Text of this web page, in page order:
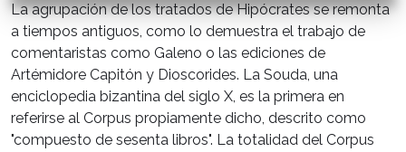
La agrupación de los tratados de Hipócrates se remonta
a tiempos antiguos, como lo demuestra el trabajo de
comentaristas como Galeno o las ediciones de
Artémidore Capitón y Dioscorides. La Souda, una
enciclopedia bizantina del siglo X, es la primera en
referirse al Corpus propiamente dicho, descrito como
"compuesto de sesenta libros". La totalidad del Corpus